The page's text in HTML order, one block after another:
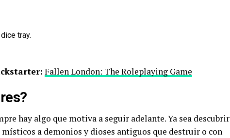
tray.
Fallen London: The Roleplaying Game
hay algo que motiva a seguir adelante. Ya sea descubrir
a demonios y dioses antiguos que destruir o con